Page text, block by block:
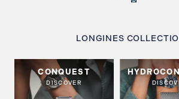
LONGINES
CONQUEST
DISCOVER